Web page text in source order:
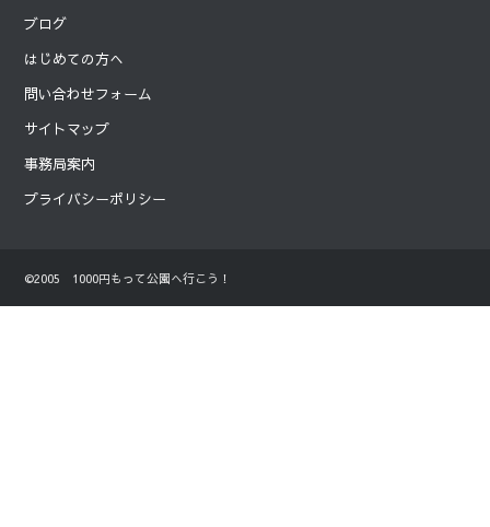
ブログ
はじめての方へ
問い合わせフォーム
サイトマップ
事務局案内
プライバシーポリシー
©2005 1000円もって公園へ行こう！